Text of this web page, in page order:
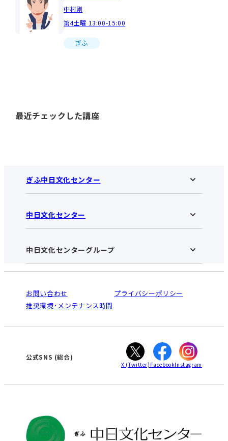
中村剛
第4土曜 13:00-15:00
ぎふ
最近チェックした講座
ぎふ中日文化センター
ぎふ中日文化センターHOME
お知らせ
アクセス･営業時間
お申し込みの流れ
入会と受講のご案内
中日文化センター
中日文化センターHOME
中日文化センターとは
受講規約・会員特典
ご利用ガイド
オンライン講座受講の手順
WEBサイトのよくある質問
中日文化センターグループ
南大高
犬山
高蔵寺
大垣
津
お問い合わせ
プライバシーポリシー
推奨環境･メンテナンス時間
公式SNS (総合)
X (Twitter) FacebookInstagram